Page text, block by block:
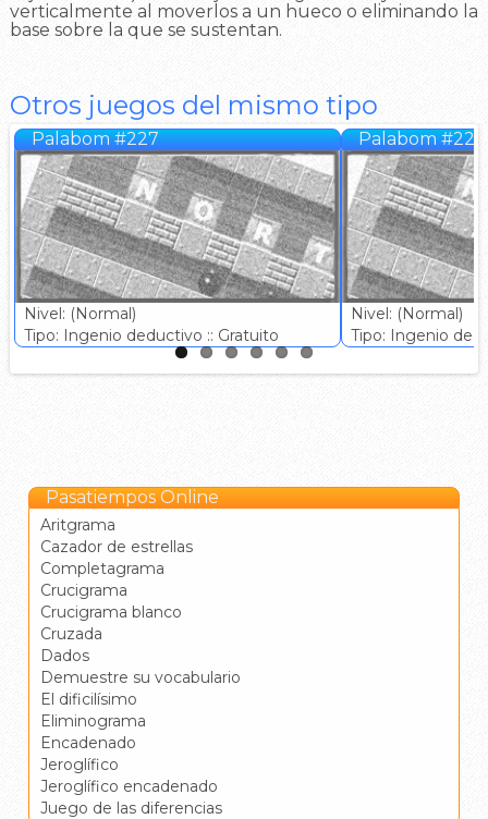
verticalmente al moverlos a un hueco o eliminando la
base sobre la que se sustentan.
Otros juegos del mismo tipo
Palabom #227
Nivel: (Normal)
Tipo: Ingenio deductivo :: Gratuito
Palabom #228
Nivel: (Normal)
Tipo: Ingenio
Pasatiempos Online
Aritgrama
Cazador de estrellas
Completagrama
Crucigrama
Crucigrama blanco
Cruzada
Dados
Demuestre su vocabulario
El dificilísimo
Eliminograma
Encadenado
Jeroglífico
Jeroglífico encadenado
Juego de las diferencias